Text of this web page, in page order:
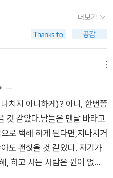
구에서 살짝 들어간 시냇가에
었다. 하늘을 우러르자 까만
한 별이 보였다. 수많은 별들이
이 지난 의미를 새삼 되묻게 된
간을 건너온 별빛들이다. 유장
있는 셈이다.
기 에세이 신간평가단 활동을
노 미시오의 <나는 알래스카
이 크게 남아 있습니다. 작가의
엇보다 각 챕터가 시작되는 장
습니다. 그 글귀들을 공책에
서 되새겼습니다. 특히 다음의
you are in your boat and
same river life.- American I
내가 작은 카누
근막염까지 몰고왔다. 여러 군
늘은 큰마음 먹고 멀리 있는 전
책을 할 수 없다는 것은 굉장
기도 조금씩 짜증이 나기 시작
듯이 걷고>를 철저히 실천하
벽한 삶을 구가하고 있다니...
소리를 하게 되는 게 좀 부끄
찮아지면서 리뷰 쓰기가 숙제
로 쓰려고 노력하기 보다는 어
더보기
치지 아니하게)? 아니, 한번쯤
것 같았다.남들은 맨날 바라고
로 택해 하게 된다면,지나치거
도 괜찮을 것 같았다. 자기가
, 하고 사는 사람은 원이 없을